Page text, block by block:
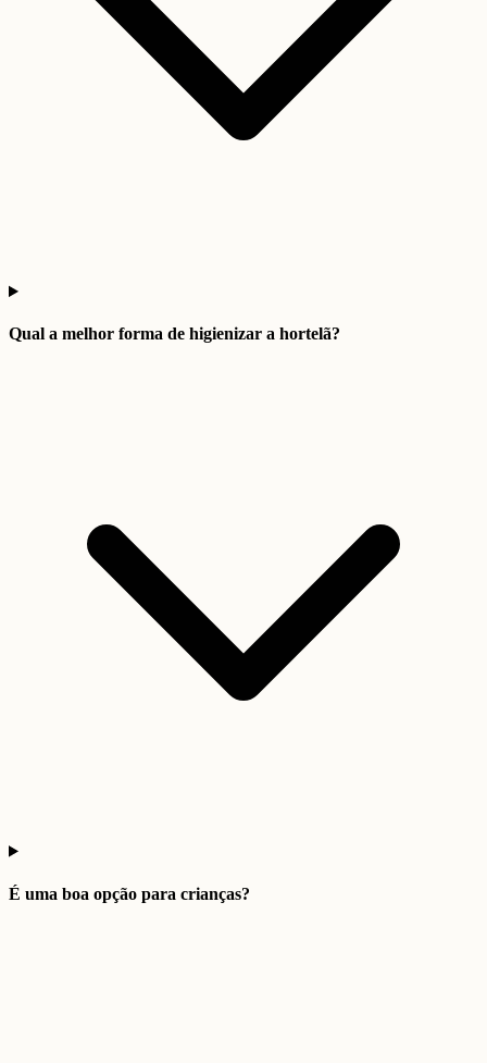
Qual a melhor forma de higienizar a hortelã?
É uma boa opção para crianças?